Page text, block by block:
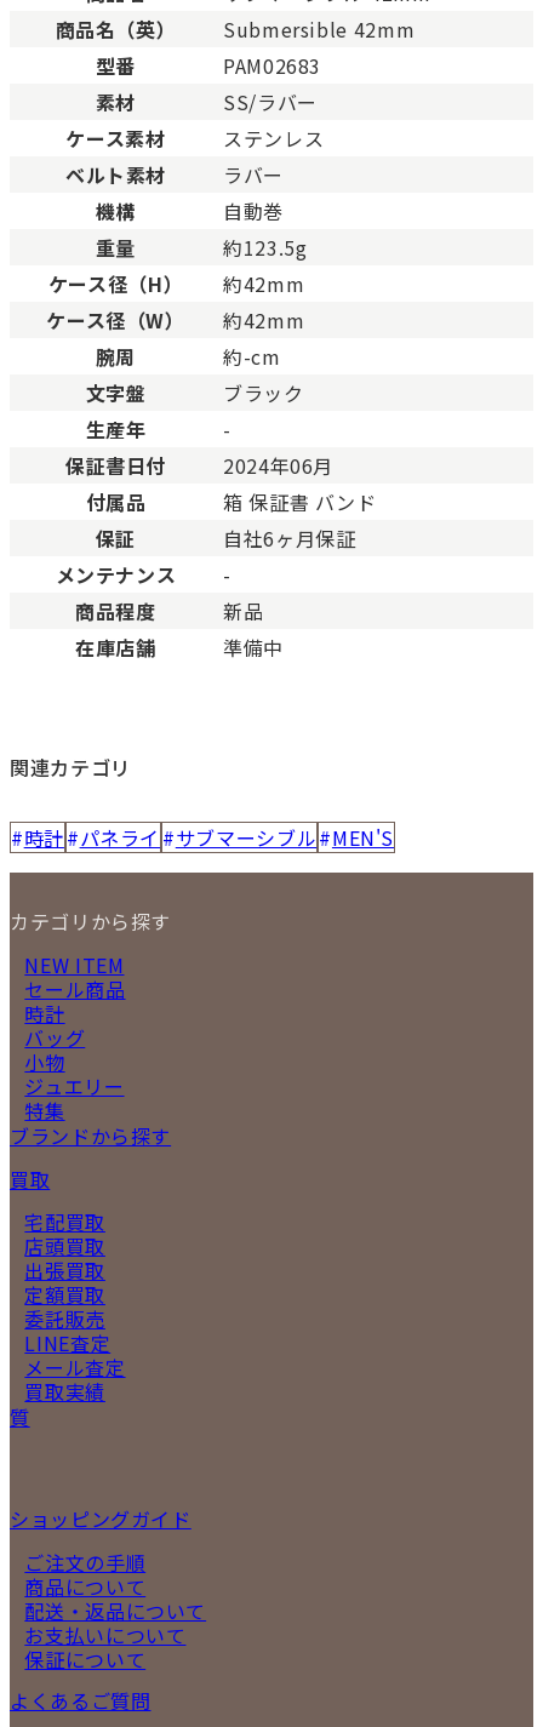
SAランク
未使用同様品。数回使用
Aランク 僅かな傷、汚れはあります
ABランク少々使用感はありますが、
Bランク 一般的な使用感があり、傷
BCランクとても使用感のある商品。
Cランク
商品名（英）
Submersible 42mm
型番
PAM02683
素材
SS/ラバー
ケース素材
ステンレス
ベルト素材
ラバー
機構
自動巻
重量
約123.5g
ケース径（H）
約42mm
ケース径（W）
約42mm
腕周
約-cm
文字盤
ブラック
生産年
-
保証書日付
2024年06月
付属品
箱 保証書 バンド
保証
自社6ヶ月保証
メンテナンス
-
商品程度
新品
在庫店舗
準備中
関連カテゴリ
時計 パネライ サブマーシブル MEN'S
カテゴリから探す
NEW ITEM
セール商品
時計
バッグ
小物
ジュエリー
特集
ブランドから探す
買取
宅配買取
店頭買取
出張買取
定額買取
委託販売
LINE査定
メール査定
買取実績
質
ショッピングガイド
ご注文の手順
商品について
配送・返品について
お支払いについて
保証について
よくあるご質問